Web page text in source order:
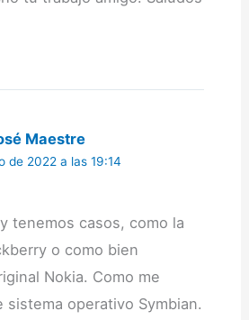
Maestre
de 2022 a las 19:14
tenemos casos, como la
o como bien
Nokia. Como me
sistema operativo Symbian.